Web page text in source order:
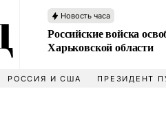
Новость часа
Российские войска
Харьковской области
РОССИЯ И США ПРЕЗИДЕНТ